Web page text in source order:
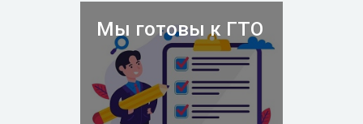
Мы готовы к ГТО